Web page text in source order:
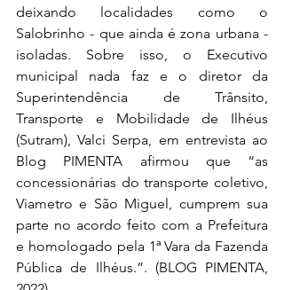
deixando localidades como o
Salobrinho - que ainda é zona urbana -
isoladas. Sobre isso, o Executivo
municipal nada faz e o diretor da
Superintendência de Trânsito,
Transporte e Mobilidade de Ilhéus
(Sutram), Valci Serpa, em entrevista ao
Blog PIMENTA afirmou que “as
concessionárias do transporte coletivo,
Viametro e São Miguel, cumprem sua
parte no acordo feito com a Prefeitura
e homologado pela 1ª Vara da Fazenda
Pública de Ilhéus.”. (BLOG PIMENTA,